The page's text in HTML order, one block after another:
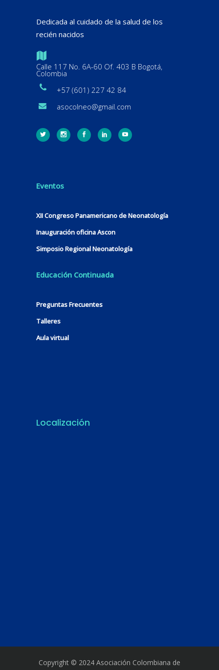
Dedicada al cuidado de la salud de los
recién nacidos
Calle 117 No. 6A-60 Of. 403 B Bogotá,
Colombia
+57 (601) 227 42 84
asocolneo@gmail.com
Eventos
XII Congreso Panamericano de Neonatología
Inauguración oficina Ascon
Simposio Regional Neonatología
Educación Continuada
Preguntas Frecuentes
Talleres
Aula virtual
Localización
Copyright © 2024 Asociación Colombiana de